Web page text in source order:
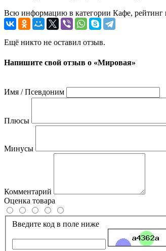
Всю информацию в категории Кафе, рейтинг
Ещё никто не оставил отзыв.
Напишите свой отзыв о «Мировая»
Имя / Псевдоним
Плюсы
Минусы
Комментарий
Оценка товара
Введите код в поле ниже